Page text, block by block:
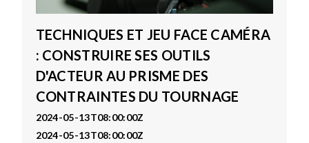
TECHNIQUES ET JEU FACE CAMÉRA
: CONSTRUIRE SES OUTILS
D'ACTEUR AU PRISME DES
CONTRAINTES DU TOURNAGE
2024-05-13T08:00:00Z
2024-05-13T08:00:00Z